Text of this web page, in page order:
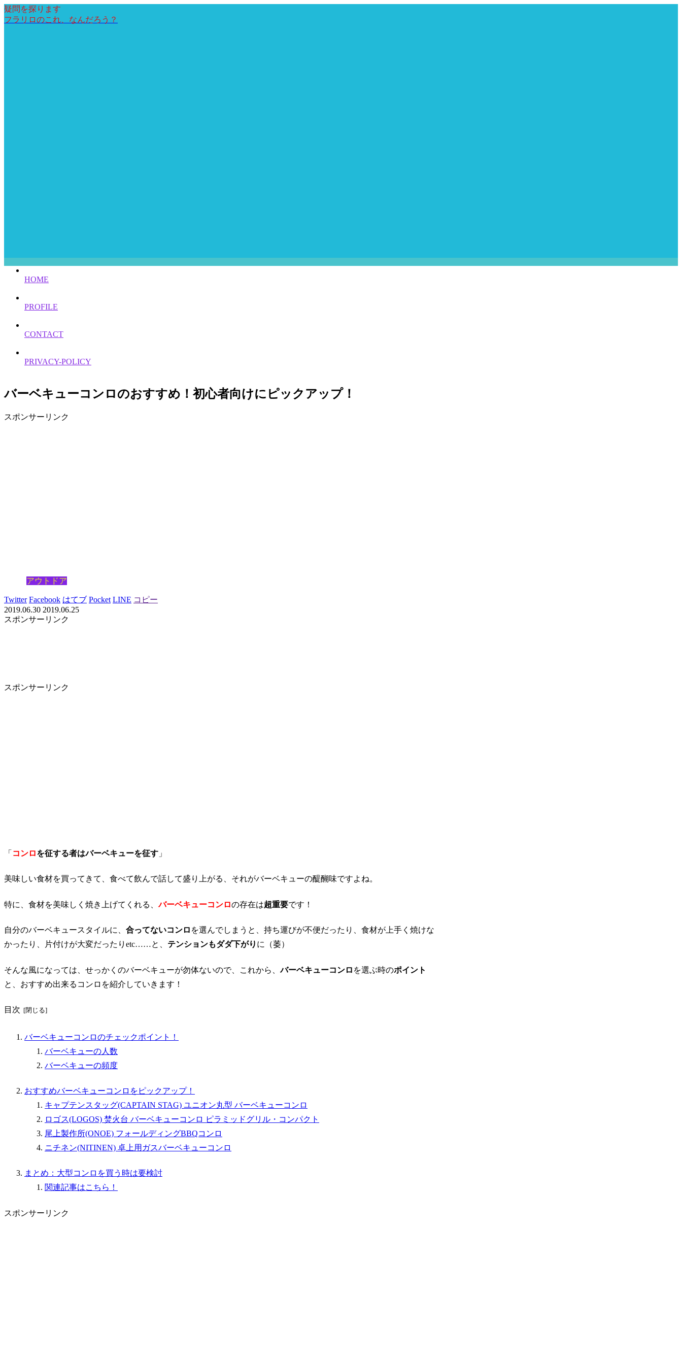
疑問を探ります
フラリロのこれ、なんだろう？
HOME
PROFILE
CONTACT
PRIVACY-POLICY
バーベキューコンロのおすすめ！初心者向けにピックアップ！
スポンサーリンク
アウトドア
Twitter Facebook はてブ Pocket LINE コピー
2019.06.30 2019.06.25
スポンサーリンク
スポンサーリンク
「 コンロを征する者はバーベキューを征す 」
美味しい食材を買ってきて、食べて飲んで話して盛り上がる、それがバーベキューの醍醐味ですよね。
特に、食材を美味しく焼き上げてくれる、バーベキューコンロの存在は超重要です！
自分のバーベキュースタイルに、 合ってないコンロ を選んでしまうと、持ち運びが不便だったり、食材が上手く焼けな
かったり、片付けが大変だったりetc……と、 テンションもダダ下がり に（萎）
そんな風になっては、せっかくのバーベキューが勿体ないので、これから、バーベキューコンロ を選ぶ時のポイント
と、おすすめ出来るコンロを紹介していきます！
目次
バーベキューコンロのチェックポイント！
バーベキューの人数
バーベキューの頻度
おすすめバーベキューコンロをピックアップ！
キャプテンスタッグ(CAPTAIN STAG) ユニオン丸型 バーベキューコンロ
ロゴス(LOGOS) 焚火台 バーベキューコンロ ピラミッドグリル・コンパクト
尾上製作所(ONOE) フォールディングBBQコンロ
ニチネン(NITINEN) 卓上用ガスバーベキューコンロ
まとめ：大型コンロを買う時は要検討
関連記事はこちら！
スポンサーリンク